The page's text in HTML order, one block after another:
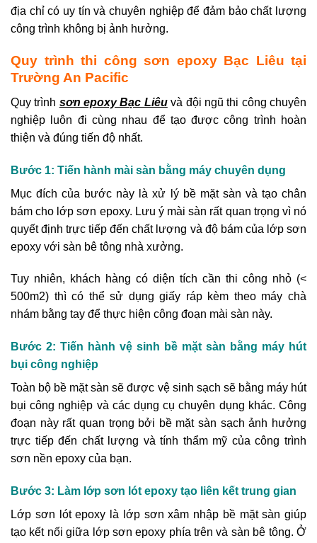
địa chỉ có uy tín và chuyên nghiệp để đảm bảo chất lượng
công trình không bị ảnh hưởng.
Quy trình thi công sơn epoxy Bạc Liêu tại
Trường An Pacific
Quy trình sơn epoxy Bạc Liêuvà đội ngũ thi công chuyên
nghiệp luôn đi cùng nhau để tạo được công trình hoàn
thiện và đúng tiến độ nhất.
Bước 1: Tiến hành mài sàn bằng máy chuyên dụng
Mục đích của bước này là xử lý bề mặt sàn và tạo chân
bám cho lớp sơn epoxy. Lưu ý mài sàn rất quan trọng vì nó
quyết định trực tiếp đến chất lượng và độ bám của lớp sơn
epoxy với sàn bê tông nhà xưởng.
Tuy nhiên, khách hàng có diện tích cần thi công nhỏ (<
500m2) thì có thể sử dụng giấy ráp kèm theo máy chà
nhám bằng tay để thực hiện công đoạn mài sàn này.
Bước 2: Tiến hành vệ sinh bề mặt sàn bằng máy hút
bụi công nghiệp
Toàn bộ bề mặt sàn sẽ được vệ sinh sạch sẽ bằng máy hút
bụi công nghiệp và các dụng cụ chuyên dụng khác. Công
đoạn này rất quan trọng bởi bề mặt sàn sạch ảnh hưởng
trực tiếp đến chất lượng và tính thẩm mỹ của công trình
sơn nền epoxy của bạn.
Bước 3: Làm lớp sơn lót epoxy tạo liên kết trung gian
Lớp sơn lót epoxy là lớp sơn xâm nhập bề mặt sàn giúp
tạo kết nối giữa lớp sơn epoxy phía trên và sàn bê tông. Ở